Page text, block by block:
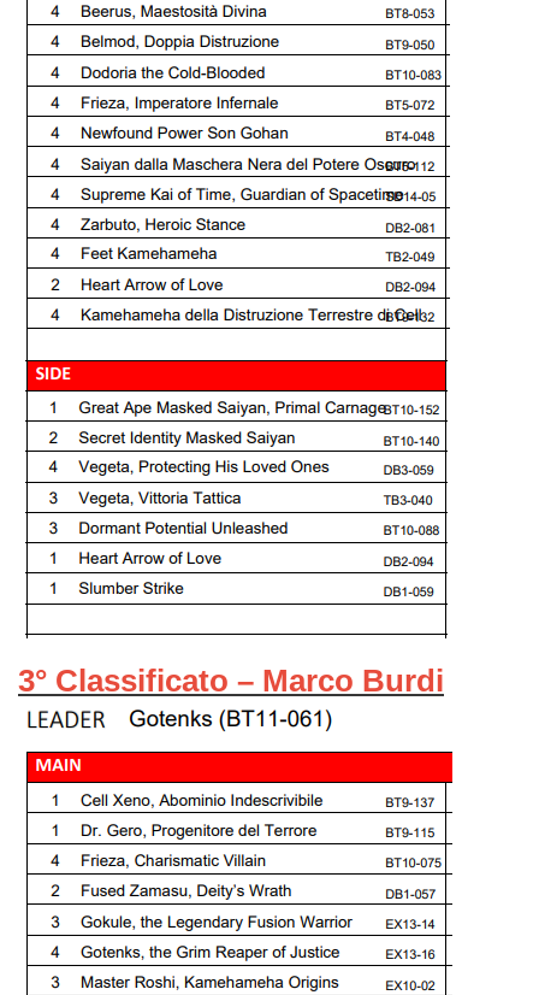
3° Classificato – Marco Burdi